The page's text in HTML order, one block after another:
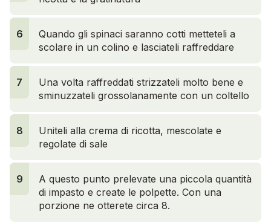
6
Quando gli spinaci saranno cotti metteteli a
scolare in un colino e lasciateli raffreddare
7
Una volta raffreddati strizzateli molto bene e
sminuzzateli grossolanamente con un coltello
8
Uniteli alla crema di ricotta, mescolate e
regolate di sale
9
A questo punto prelevate una piccola quantità
di impasto e create le polpette. Con una
porzione ne otterete circa 8.